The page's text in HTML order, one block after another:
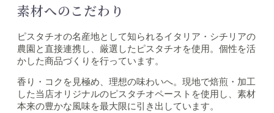
素材へのこだわり
ピスタチオの名産地として知られるイタリア・シチリアの
農園と直接連携し、厳選したピスタチオを使用。個性を活
かした商品づくりを行っています。
香り・コクを見極め、理想の味わいへ。現地で焙煎・加工
した当店オリジナルのピスタチオペーストを使用し、素材
本来の豊かな風味を最大限に引き出しています。